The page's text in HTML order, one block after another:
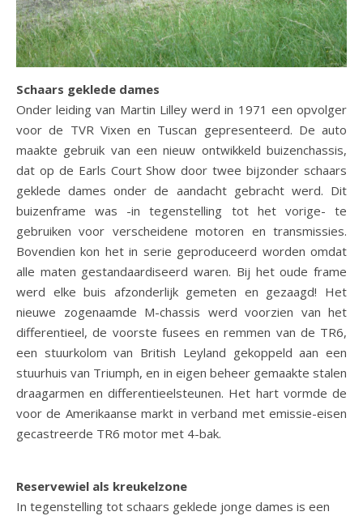
Schaars geklede dames
Onder leiding van Martin Lilley werd in 1971 een opvolger
voor de TVR Vixen en Tuscan gepresenteerd. De auto
maakte gebruik van een nieuw ontwikkeld buizenchassis,
dat op de Earls Court Show door twee bijzonder schaars
geklede dames onder de aandacht gebracht werd. Dit
buizenframe was -in tegenstelling tot het vorige- te
gebruiken voor verscheidene motoren en transmissies.
Bovendien kon het in serie geproduceerd worden omdat
alle maten gestandaardiseerd waren. Bij het oude frame
werd elke buis afzonderlijk gemeten en gezaagd! Het
nieuwe zogenaamde M-chassis werd voorzien van het
differentieel, de voorste fusees en remmen van de TR6,
een stuurkolom van British Leyland gekoppeld aan een
stuurhuis van Triumph, en in eigen beheer gemaakte stalen
draagarmen en differentieelsteunen. Het hart vormde de
voor de Amerikaanse markt in verband met emissie-eisen
gecastreerde TR6 motor met 4-bak.
Reservewiel als kreukelzone
In tegenstelling tot schaars geklede jonge dames is een